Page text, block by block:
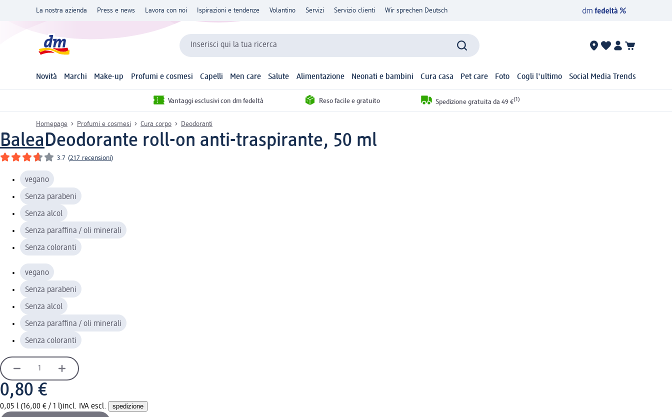
La nostra azienda Press e news Lavora con noi Ispirazioni e tendenze Volantino Servizi Servizio clienti Wir sprechen Deutsch
Inserisci qui la tua ricerca
Novità Marchi Make-up Profumi e cosmesi Capelli Men care Salute Alimentazione Neonati e bambini Cura casa Pet care Foto Cogli l'ultimo Social Media Trends
Vantaggi esclusivi con dm fedeltà Reso facile e gratuito Spedizione gratuita da 49 €(1)
Homepage Profumi e cosmesi Cura corpo Deodoranti
BaleaDeodorante roll-on anti-traspirante, 50 ml
3.7 (217 recensioni)
vegano
Senza parabeni
Senza alcol
Senza paraffina / oli minerali
Senza coloranti
vegano
Senza parabeni
Senza alcol
Senza paraffina / oli minerali
Senza coloranti
0,80 €
0,05 l (16,00 € / 1 l)incl. IVA escl. spedizione